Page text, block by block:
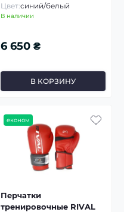
Цвет:синий/белый
В наличии
6 650 ₴
В КОРЗИНУ
економ
Перчатки
тренировочные RIVAL